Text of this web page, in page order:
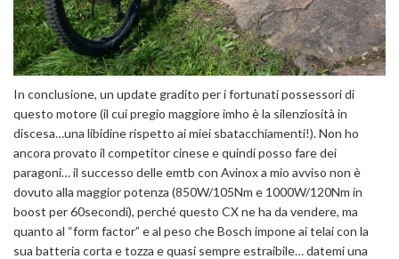
In conclusione, un update gradito per i fortunati possessori di
questo motore (il cui pregio maggiore imho è la silenziosità in
discesa…una libidine rispetto ai miei sbatacchiamenti!). Non ho
ancora provato il competitor cinese e quindi posso fare dei
paragoni… il successo delle emtb con Avinox a mio avviso non è
dovuto alla maggior potenza (850W/105Nm e 1000W/120Nm in
boost per 60secondi), perché questo CX ne ha da vendere, ma
quanto al “form factor” e al peso che Bosch impone ai telai con la
sua batteria corta e tozza e quasi sempre estraibile… datemi una